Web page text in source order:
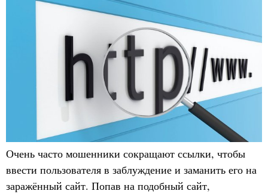
Очень часто мошенники сокращают ссылки, чтобы
ввести пользователя в заблуждение и заманить его на
заражённый сайт. Попав на подобный сайт,